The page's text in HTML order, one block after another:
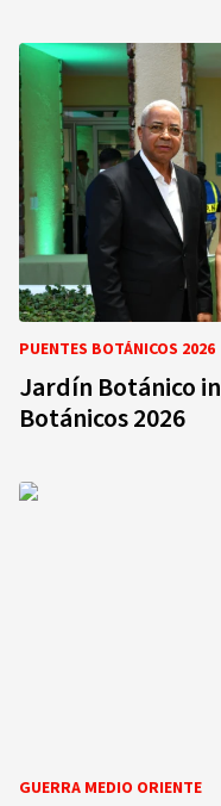
PUENTES BOTÁNICOS 2026
Jardín Botánico
Botánicos 2026
GUERRA MEDIO ORIENTE